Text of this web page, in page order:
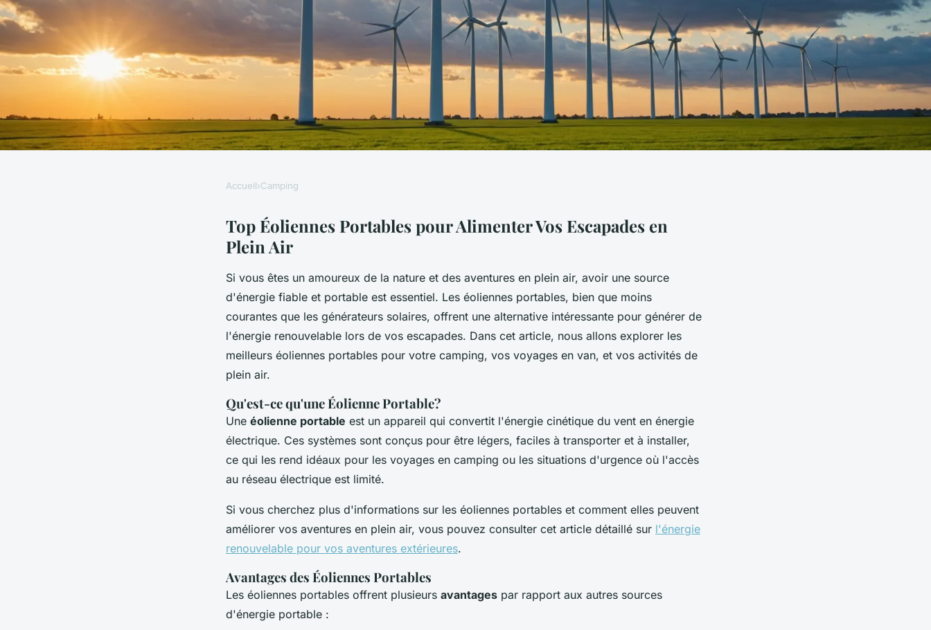
Top éoliennes portables pour
alimenter vos escapades en plein air
Accueil›Camping
Top Éoliennes Portables pour Alimenter Vos Escapades en
Plein Air
Si vous êtes un amoureux de la nature et des aventures en plein air, avoir une source
d'énergie fiable et portable est essentiel. Les éoliennes portables, bien que moins
courantes que les générateurs solaires, offrent une alternative intéressante pour générer de
l'énergie renouvelable lors de vos escapades. Dans cet article, nous allons explorer les
meilleurs éoliennes portables pour votre camping, vos voyages en van, et vos activités de
plein air.
Qu'est-ce qu'une Éolienne Portable?
Une éolienne portable est un appareil qui convertit l'énergie cinétique du vent en énergie
électrique. Ces systèmes sont conçus pour être légers, faciles à transporter et à installer,
ce qui les rend idéaux pour les voyages en camping ou les situations d'urgence où l'accès
au réseau électrique est limité.
Si vous cherchez plus d'informations sur les éoliennes portables et comment elles peuvent
améliorer vos aventures en plein air, vous pouvez consulter cet article détaillé sur l'énergie
renouvelable pour vos aventures extérieures.
Avantages des Éoliennes Portables
Les éoliennes portables offrent plusieurs avantages par rapport aux autres sources
d'énergie portable :